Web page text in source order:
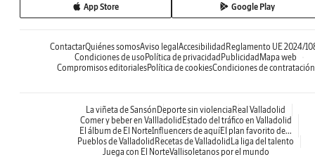
App Store Google Play
ContactarQuiénes somosAviso legal Accesibilidad Reglamento UE 2024/
Condiciones de uso Política de privacidad Publicidad Mapa web
Compromisos editorialesPolítica de cookiesCondiciones de contratación
La viñeta de Sansón Deporte sin violencia Real Valladolid
Comer y beber en Vallladolid Estado del tráfico en Valladolid
El álbum de El NorteInfluencers de aquíEl plan favorito de...
Pueblos de Valladolid Recetas de Valladolid La liga del talento
Juega con El NorteVallisoletanos por el mundo